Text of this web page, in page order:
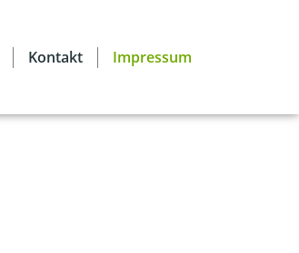
Kontakt Impressum